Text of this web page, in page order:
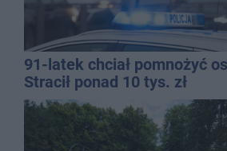
91-latek chciał pomnożyć
Stracił ponad 10 tys. zł